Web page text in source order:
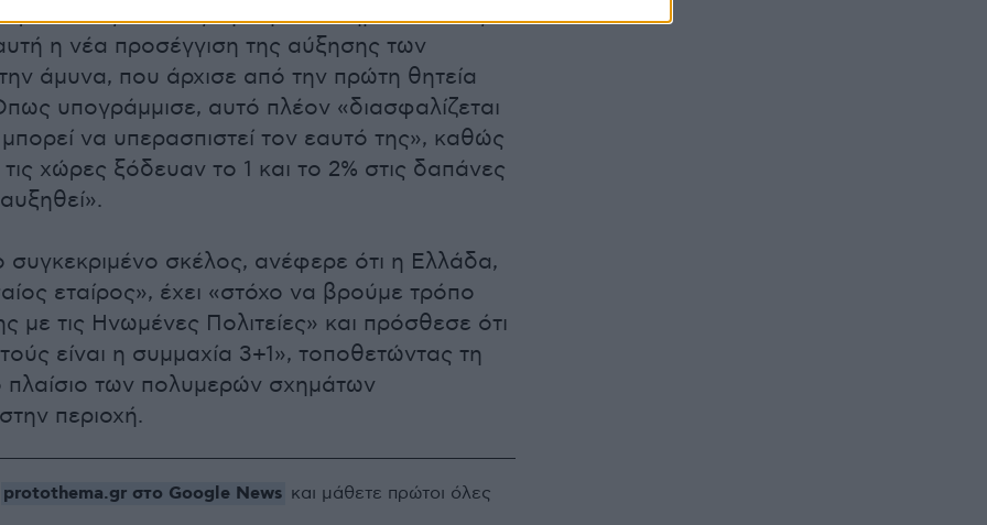
σχέσεις την άμυνα, σημειώνοντας
η νέα προσέγγιση της αύξησης των
άμυνα, που άρχισε από την πρώτη θητεία
υπογράμμισε, αυτό πλέον «διασφαλίζεται
να υπερασπιστεί τον εαυτό της», καθώς
χώρες ξόδευαν το 1 και το 2% στις δαπάνες
συγκεκριμένο σκέλος, ανέφερε ότι η Ελλάδα,
εταίρος», έχει «στόχο να βρούμε τρόπο
με τις Ηνωμένες Πολιτείες» και πρόσθεσε ότι
είναι η συμμαχία 3+1», τοποθετώντας τη
πλαίσιο των πολυμερών σχημάτων
περιοχή.
protothema.gr στο Google News και μάθετε πρώτοι όλες